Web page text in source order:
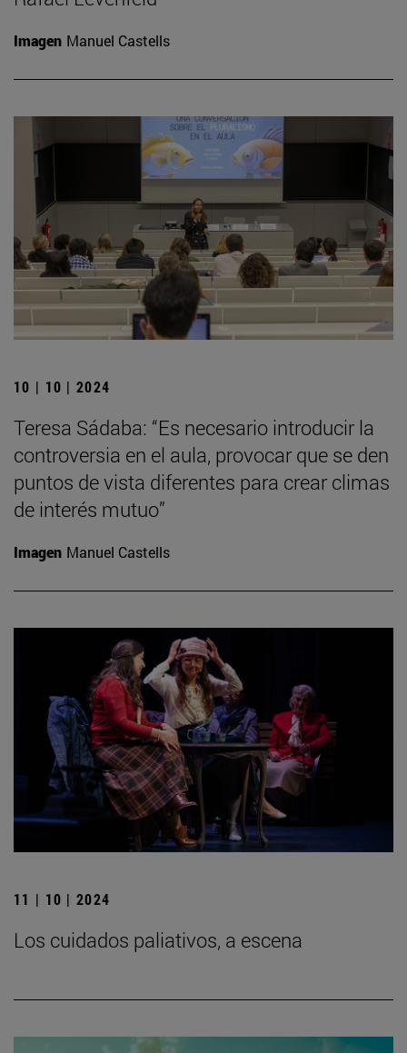
Imagen Manuel Castells
10 | 10 | 2024
Teresa Sádaba: “Es necesario introducir la
controversia en el aula, provocar que se den
puntos de vista diferentes para crear climas
de interés mutuo”
Imagen Manuel Castells
11 | 10 | 2024
Los cuidados paliativos, a escena